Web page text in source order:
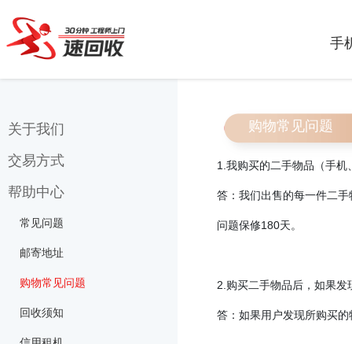
手
关于我们
联系我们
关于速回收
速回收
我们来自哪里?
交易方式
上门交易
在线转账
地铁交易
帮助中心
常见问题
邮寄地址
购物常见问题
回收须知
购物常见问题
1. 我购买的二手物品（手
答：我们出售的每一件二
问题保修180天。
2. 购买二手物品后，如果
答：如果用户发现所购买